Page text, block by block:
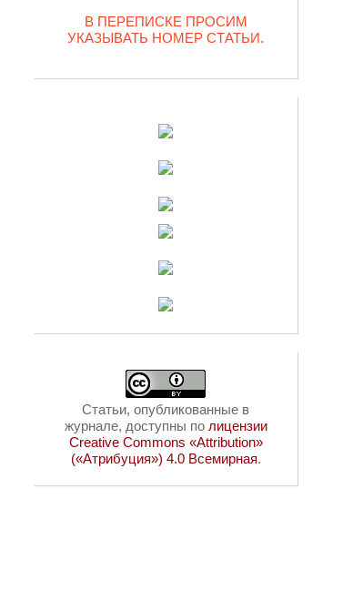
В ПЕРЕПИСКЕ ПРОСИМ
УКАЗЫВАТЬ НОМЕР СТАТЬИ.
Статьи, опубликованные в
журнале, доступны по лицензии
Creative Commons «Attribution»
(«Атрибуция») 4.0 Всемирная.